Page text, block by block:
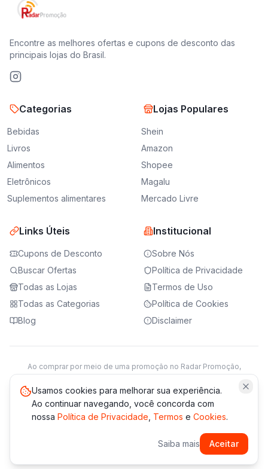
Encontre as melhores ofertas e cupons de desconto das
principais lojas do Brasil.
Categorias
Bebidas
Livros
Alimentos
Eletrônicos
Suplementos alimentares
Lojas Populares
Shein
Amazon
Shopee
Magalu
Mercado Livre
Links Úteis
Cupons de Desconto
Buscar Ofertas
Todas as Lojas
Todas as Categorias
Blog
Institucional
Sobre Nós
Política de Privacidade
Termos de Uso
Política de Cookies
Disclaimer
Ao comprar por meio de uma promoção no Radar Promoção,
Saiba mais
*Os preços e disponibilidade podem variar. Verifique sempre
Usamos cookies para melhorar sua experiência.
Ao continuar navegando, você concorda com
nossa Política de Privacidade Termos e Cookies.
Saiba mais Aceitar